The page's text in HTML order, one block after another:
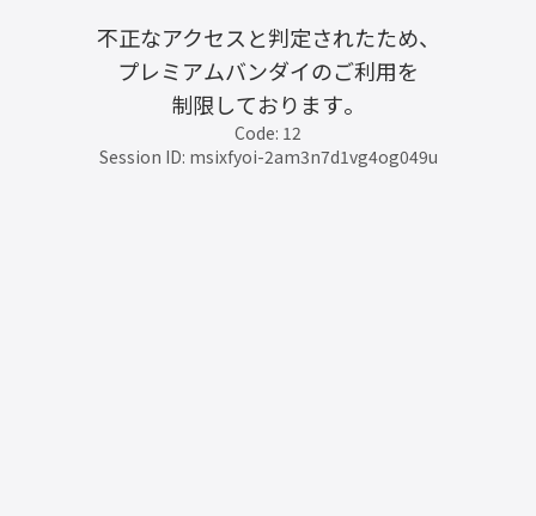
不正なアクセスと判定されたため、
プレミアムバンダイのご利用を
制限しております。
Code: 12
Session ID: msixfyoi-2am3n7d1vg4og049u